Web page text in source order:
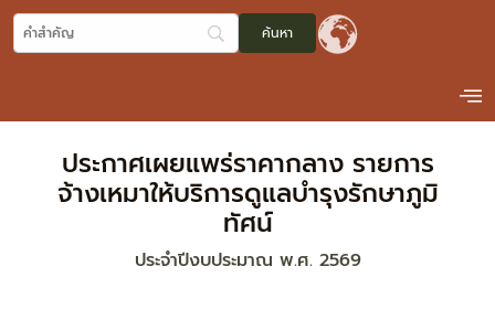
ประกาศเผยแพร่ราคากลาง รายการ
จ้างเหมาให้บริการดูแลบำรุงรักษาภูมิ
ทัศน์
ประจำปีงบประมาณ พ.ศ. 2569